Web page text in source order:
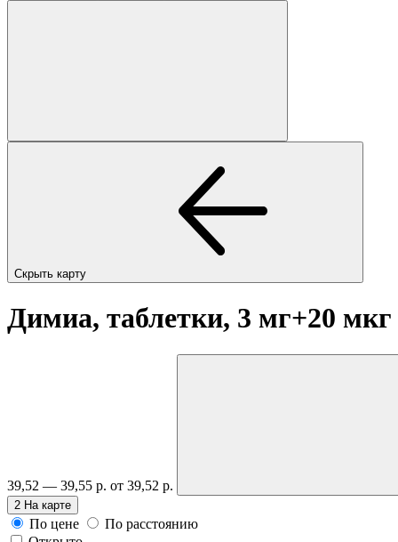
Скрыть карту
Димиа, таблетки, 3 мг+20 мкг
39,52 — 39,55 р. от 39,52 р.
2 На карте
По цене
По расстоянию